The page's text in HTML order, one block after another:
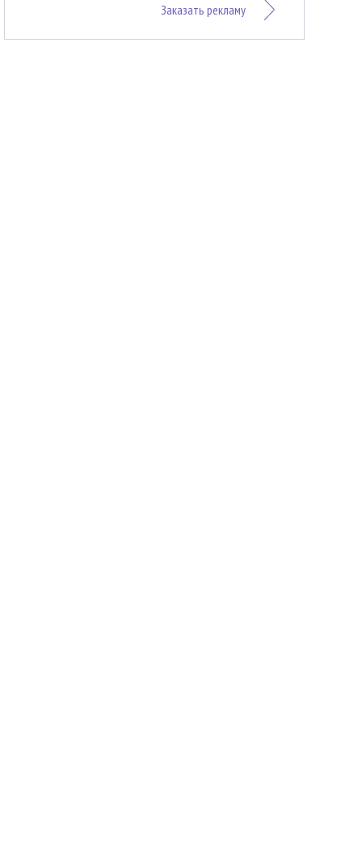
Заказать рекламу